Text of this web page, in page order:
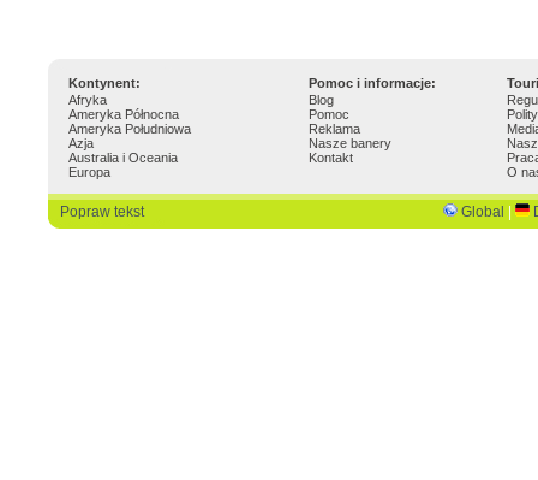
Kontynent: Pomoc i informacje:
Afryka
Ameryka Północna
Ameryka Południowa
Azja
Australia i Oceania
Europa
Blog
Pomoc
Reklama
Nasze banery
Kontakt
O
Popraw tekst Global